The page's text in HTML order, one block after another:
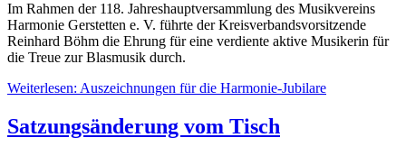
Im Rahmen der 118. Jahreshauptversammlung des Musikvereins
Harmonie Gerstetten e. V. führte der Kreisverbandsvorsitzende
Reinhard Böhm die Ehrung für eine verdiente aktive Musikerin für
die Treue zur Blasmusik durch.
Weiterlesen: Auszeichnungen für die Harmonie-Jubilare
Satzungsänderung vom Tisch